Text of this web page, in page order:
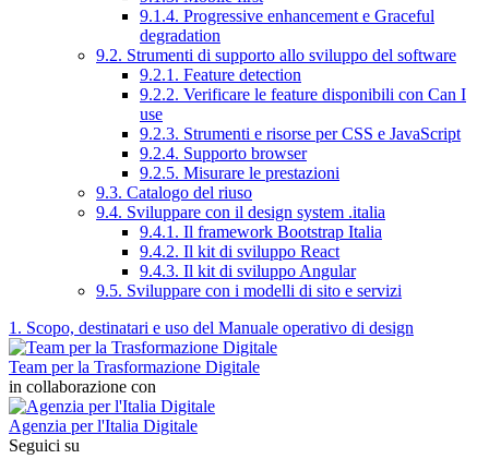
9.1.4. Progressive enhancement e Graceful
degradation
9.2. Strumenti di supporto allo sviluppo del software
9.2.1. Feature detection
9.2.2. Verificare le feature disponibili con Can I
use
9.2.3. Strumenti e risorse per CSS e JavaScript
9.2.4. Supporto browser
9.2.5. Misurare le prestazioni
9.3. Catalogo del riuso
9.4. Sviluppare con il design system .italia
9.4.1. Il framework Bootstrap Italia
9.4.2. Il kit di sviluppo React
9.4.3. Il kit di sviluppo Angular
9.5. Sviluppare con i modelli di sito e servizi
1. Scopo, destinatari e uso del Manuale operativo di design
Team per la Trasformazione Digitale
in collaborazione con
Agenzia per l'Italia Digitale
Seguici su